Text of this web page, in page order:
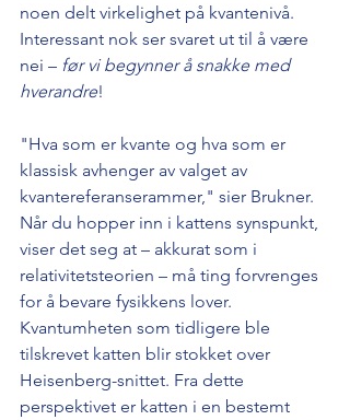
noen delt virkelighet på kvantenivå.
Interessant nok ser svaret ut til å være
nei – før vi begynner å snakke med
hverandre!
"Hva som er kvante og hva som er
klassisk avhenger av valget av
kvantereferanserammer," sier Brukner.
Når du hopper inn i kattens synspunkt,
viser det seg at – akkurat som i
relativitetsteorien – må ting forvrenges
for å bevare fysikkens lover.
Kvantumheten som tidligere ble
tilskrevet katten blir stokket over
Heisenberg-snittet. Fra dette
perspektivet er katten i en bestemt